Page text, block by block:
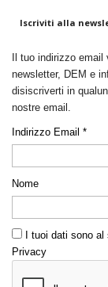
Iscriviti alla
Il tuo indirizzo
newsletter, DEM e
disiscriverti in
nostre email.
Indirizzo Email *
Nome
I tuoi dati sono
Privacy